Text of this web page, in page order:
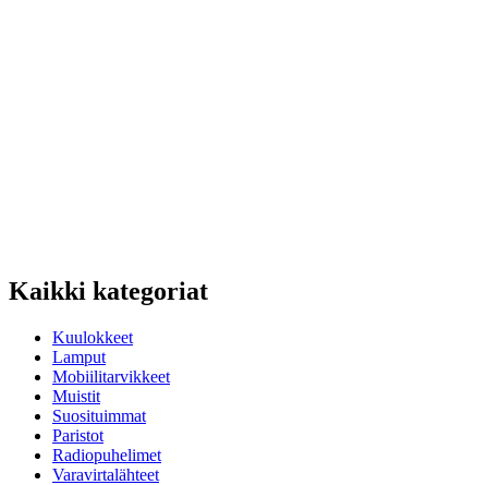
Kaikki kategoriat
Kuulokkeet
Lamput
Mobiilitarvikkeet
Muistit
Suosituimmat
Paristot
Radiopuhelimet
Varavirtalähteet